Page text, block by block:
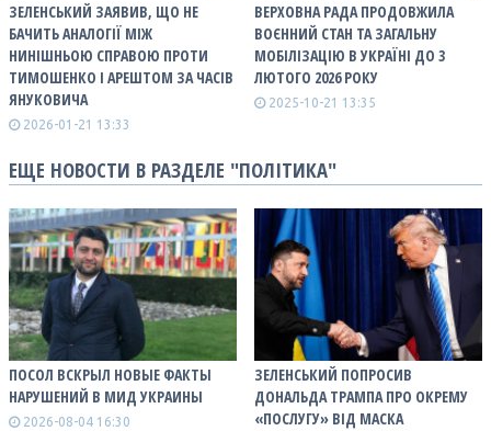
ЗЕЛЕНСЬКИЙ ЗАЯВИВ, ЩО НЕ
БАЧИТЬ АНАЛОГІЇ МІЖ
НИНІШНЬОЮ СПРАВОЮ ПРОТИ
ТИМОШЕНКО І АРЕШТОМ ЗА ЧАСІВ
ЯНУКОВИЧА
2026-01-21 13:33
ВЕРХОВНА РАДА ПРОДОВЖИЛА
ВОЄННИЙ СТАН ТА ЗАГАЛЬНУ
МОБІЛІЗАЦІЮ В УКРАЇНІ ДО 3
ЛЮТОГО 2026 РОКУ
2025-10-21 13:35
ЕЩЕ НОВОСТИ В РАЗДЕЛЕ "ПОЛІТИКА"
ПОСОЛ ВСКРЫЛ НОВЫЕ ФАКТЫ
НАРУШЕНИЙ В МИД УКРАИНЫ
2026-08-04 16:30
ЗЕЛЕНСЬКИЙ ПОПРОСИВ
ДОНАЛЬДА ТРАМПА ПРО ОКРЕМУ
«ПОСЛУГУ» ВІД МАСКА